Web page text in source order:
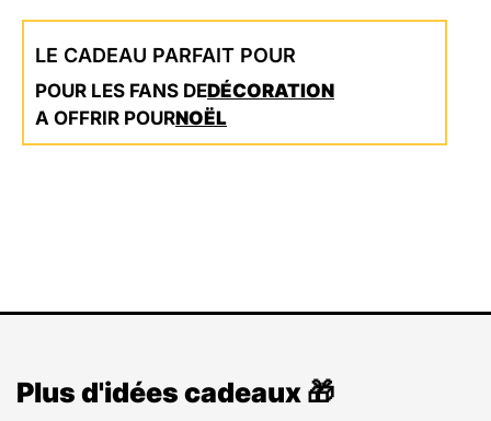
LE CADEAU PARFAIT POUR
POUR LES FANS DEDÉCORATION
A OFFRIR POURNOËL
Plus d'idées cadeaux 🎁